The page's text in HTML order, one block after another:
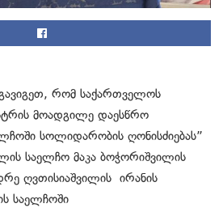
რომ საქართველოს
მოადგილე დაესწრო
სოლიდარობის ღონისძიებას”
საელჩო მაკა ბოჭორიშვილის
ღვთისიაშვილის ირანის
საელჩოში